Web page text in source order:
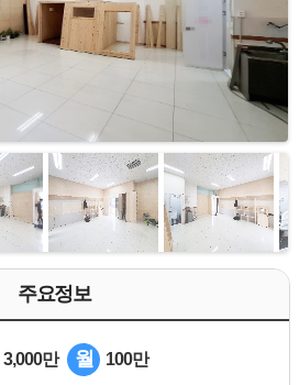
주요정보
3,000만 월 100만